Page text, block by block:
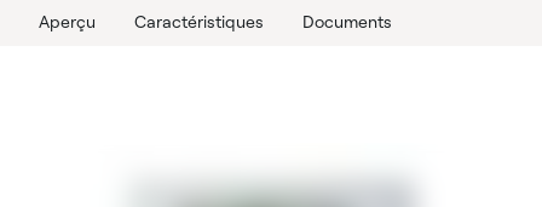
Aperçu Caractéristiques Documents